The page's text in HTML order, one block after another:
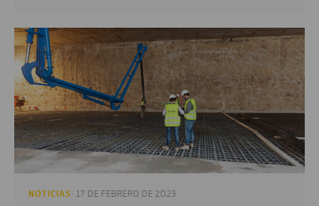
NOTICIAS · 17 DE FEBRERO DE 2023